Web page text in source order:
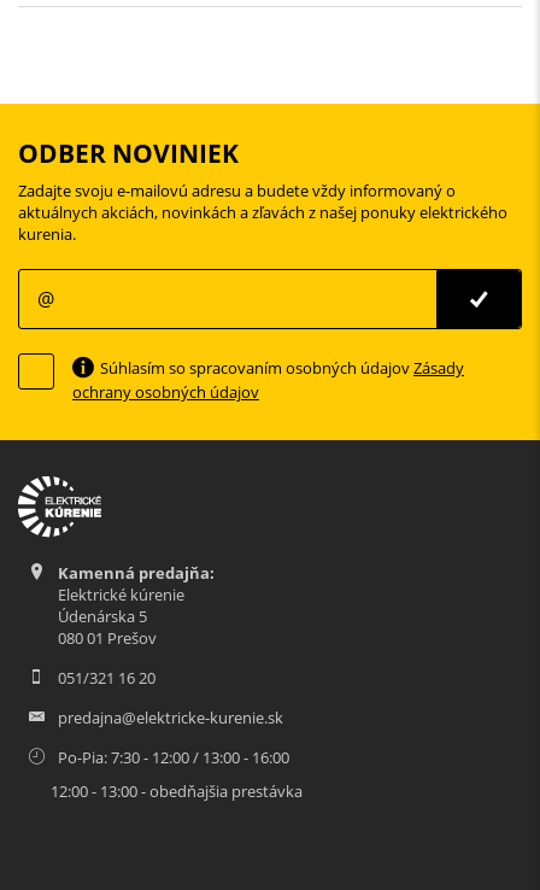
ODBER NOVINIEK
Zadajte svoju e-mailovú adresu a budete vždy informovaný o
aktuálnych akciách, novinkách a zľavách z našej ponuky elektrického
kurenia.
Súhlasím so spracovaním osobných údajovZásady
ochrany osobných údajov
Kamenná predajňa:
Elektrické kúrenie
Údenárska 5
080 01 Prešov
051/321 16 20
predajna@elektricke-kurenie.sk
Po-Pia: 7:30 - 12:00 / 13:00 - 16:00
12:00 - 13:00 - obedňajšia prestávka